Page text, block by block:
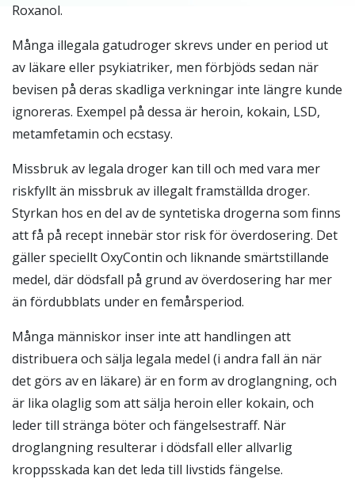
Roxanol.
Många illegala gatudroger skrevs under en period ut
av läkare eller psykiatriker, men förbjöds sedan när
bevisen på deras skadliga verkningar inte längre kunde
ignoreras. Exempel på dessa är heroin, kokain, LSD,
metamfetamin och ecstasy.
Missbruk av legala droger kan till och med vara mer
riskfyllt än missbruk av illegalt framställda droger.
Styrkan hos en del av de syntetiska drogerna som finns
att få på recept innebär stor risk för överdosering. Det
gäller speciellt OxyContin och liknande smärtstillande
medel, där dödsfall på grund av överdosering har mer
än fördubblats under en femårsperiod.
Många människor inser inte att handlingen att
distribuera och sälja legala medel (i andra fall än när
det görs av en läkare) är en form av droglangning, och
är lika olaglig som att sälja heroin eller kokain, och
leder till stränga böter och fängelsestraff. När
droglangning resulterar i dödsfall eller allvarlig
kroppsskada kan det leda till livstids fängelse.